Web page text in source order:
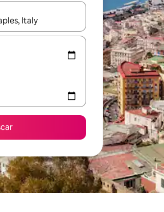
disponíveis, explore-os usando as seta